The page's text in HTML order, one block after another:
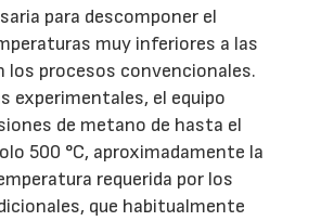
para descomponer el
muy inferiores a las
los procesos convencionales.
experimentales, el equipo
de metano de hasta el
500 °C, aproximadamente la
requerida por los
que habitualmente